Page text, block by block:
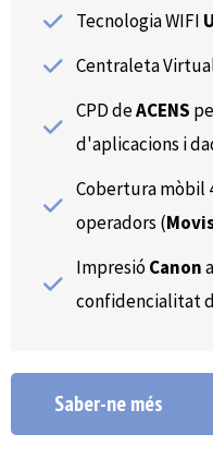
Tecnologia WIFI
Centraleta
CPD deACENS
d'aplicacions i
Cobertura mòbil
operadors (
ImpresióCanon
confidencialitat
Saber-ne més